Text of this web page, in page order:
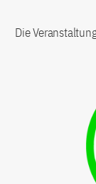
Die